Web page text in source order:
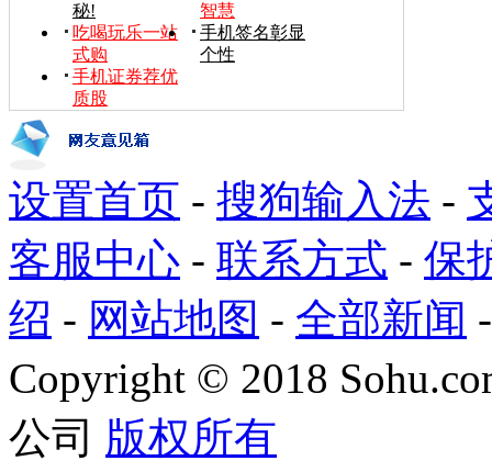
秘!
智慧
吃喝玩乐一站
式购
手机签名彰显
个性
手机证券荐优
质股
设置首页 - 搜狗输入法 -
客服中心 - 联系方式 - 保
绍 - 网站地图 - 全部新闻
Copyright © 2018
公司 版权所有